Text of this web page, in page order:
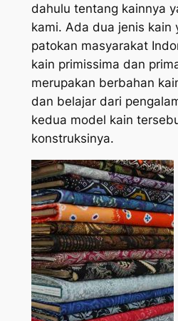
dahulu tentang kainnya
kami. Ada dua jenis kain
patokan masyarakat
kain primissima dan
merupakan berbahan
dan belajar dari
kedua model kain
konstruksinya.